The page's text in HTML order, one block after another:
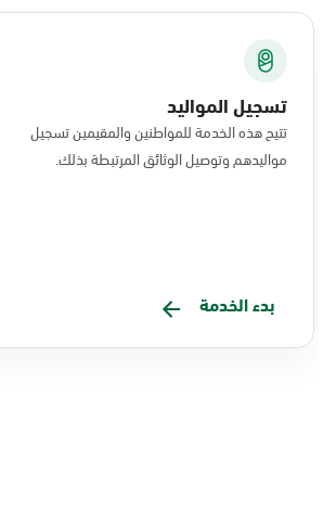
تسجيل المواليد
تتيح هذه الخدمة للمواطنين والمقيمين تسجيل
مواليدهم وتوصيل الوثائق المرتبطة بذلك.
بدء الخدمة